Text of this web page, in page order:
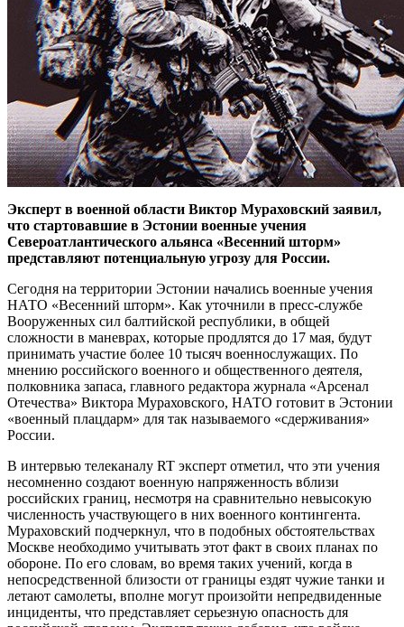
Эксперт в военной области Виктор Мураховский заявил,
что стартовавшие в Эстонии военные учения
Североатлантического альянса «Весенний шторм»
представляют потенциальную угрозу для России.
Сегодня на территории Эстонии начались военные учения
НАТО «Весенний шторм». Как уточнили в пресс-службе
Вооруженных сил балтийской республики, в общей
сложности в маневрах, которые продлятся до 17 мая, будут
принимать участие более 10 тысяч военнослужащих. По
мнению российского военного и общественного деятеля,
полковника запаса, главного редактора журнала «Арсенал
Отечества» Виктора Мураховского, НАТО готовит в Эстонии
«военный плацдарм» для так называемого «сдерживания»
России.
В интервью телеканалу RT эксперт отметил, что эти учения
несомненно создают военную напряженность вблизи
российских границ, несмотря на сравнительно невысокую
численность участвующего в них военного контингента.
Мураховский подчеркнул, что в подобных обстоятельствах
Москве необходимо учитывать этот факт в своих планах по
обороне. По его словам, во время таких учений, когда в
непосредственной близости от границы ездят чужие танки и
летают самолеты, вполне могут произойти непредвиденные
инциденты, что представляет серьезную опасность для